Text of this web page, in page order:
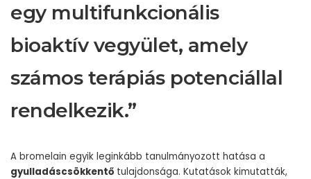
egy multifunkcionális
bioaktív vegyület, amely
számos terápiás potenciállal
rendelkezik.”
A bromelain egyik leginkább tanulmányozott hatása a
gyulladáscsökkentő tulajdonsága. Kutatások kimutatták,